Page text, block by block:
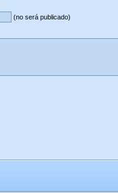
(no será publicado)